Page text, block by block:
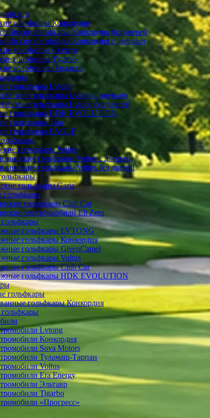
гольфкары Конкордия
гольфкары Конкордия без дверей
гольфкары Конкордия с дверьми
гольфкары Спектр
гольфкары Tigarbo
гольфкары Гердакар
гольфкары Lvtong
гольфкары Lvtong с дверьми
гольфкары Lvtong без дверей
гольфкары HDK EVOLUTION
гольфкары Tara
гольфкары EAGLE
гольфкары Voltus
гольфкары Voltus с дверьми
гольфкары Voltus без дверей
гольфкары Garia
гольфкары
гольфкары Club Car
электромобили Eli Zero
гольфкары LVTONG
гольфкары Конкордия
гольфкары GreenCamel
гольфкары Voltus
гольфкары Club Car
гольфкары HDK EVOLUTION
гольфкары
гольфкары Конкордия
Lvtong
Конкордия
Sova Motors
Туламаш-Тарпан
Voltus
Era Energy
Эльтавр
Tigarbo
«Прогресс»